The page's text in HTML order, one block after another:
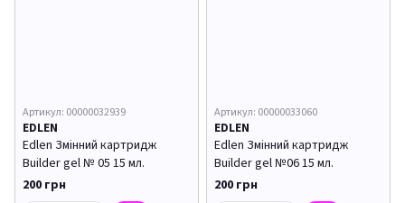
Артикул: 00000032939
EDLEN
Edlen Змінний картридж
Builder gel № 05 15 мл.
200 грн
Артикул: 00000033060
EDLEN
Edlen Змінний картридж
Builder gel №06 15 мл.
200 грн